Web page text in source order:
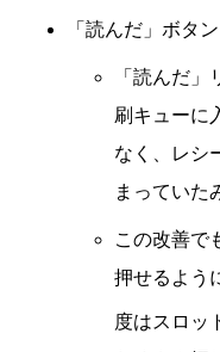
「読んだ」ボタ
「読んだ
刷キューに
なく、レシ
まっていた
この改善で
押せるよう
度はスロッ